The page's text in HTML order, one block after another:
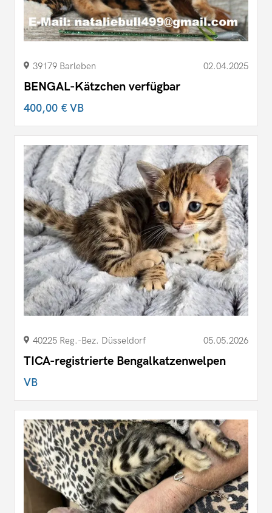
39179 Barleben 02.04.2025
BENGAL-Kätzchen verfügbar
400,00 €VB
40225 Reg.-Bez. Düsseldorf 05.05.2026
TICA-registrierte Bengalkatzenwelpen
VB